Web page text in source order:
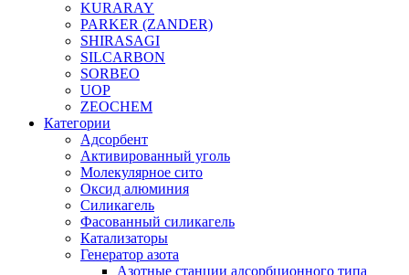
KURARAY
PARKER (ZANDER)
SHIRASAGI
SILCARBON
SORBEO
UOP
ZEOCHEM
Категории
Адсорбент
Активированный уголь
Молекулярное сито
Оксид алюминия
Силикагель
Фасованный силикагель
Катализаторы
Генератор азота
Азотные станции адсорбционного типа